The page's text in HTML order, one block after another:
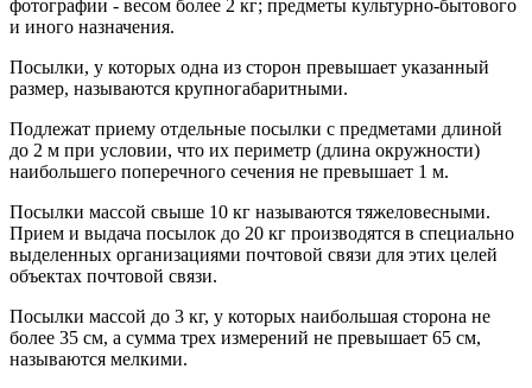
фотографии - весом более 2 кг; предметы культурно-бытового
и иного назначения.
Посылки, у которых одна из сторон превышает указанный
размер, называются крупногабаритными.
Подлежат приему отдельные посылки с предметами длиной
до 2 м при условии, что их периметр (длина окружности)
наибольшего поперечного сечения не превышает 1 м.
Посылки массой свыше 10 кг называются тяжеловесными.
Прием и выдача посылок до 20 кг производятся в специально
выделенных организациями почтовой связи для этих целей
объектах почтовой связи.
Посылки массой до 3 кг, у которых наибольшая сторона не
более 35 см, а сумма трех измерений не превышает 65 см,
называются мелкими.